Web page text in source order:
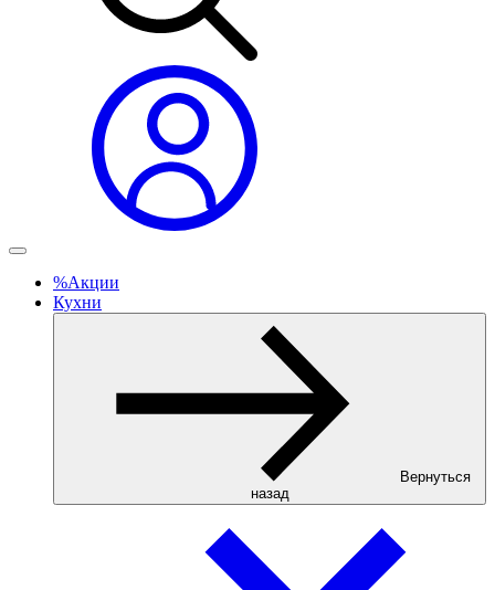
%Акции
Кухни
Вернуться
назад